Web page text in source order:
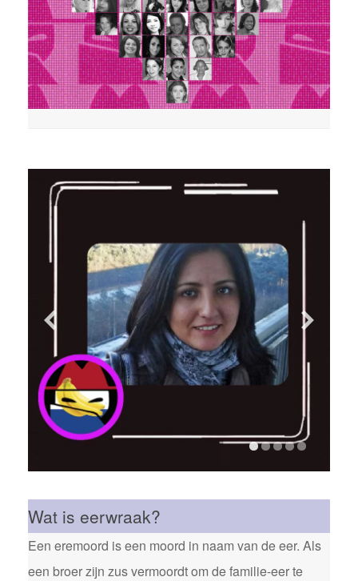
Wat is eerwraak?
Een eremoord is een moord in naam van de eer. Als
een broer zijn zus vermoordt om de familie-eer te